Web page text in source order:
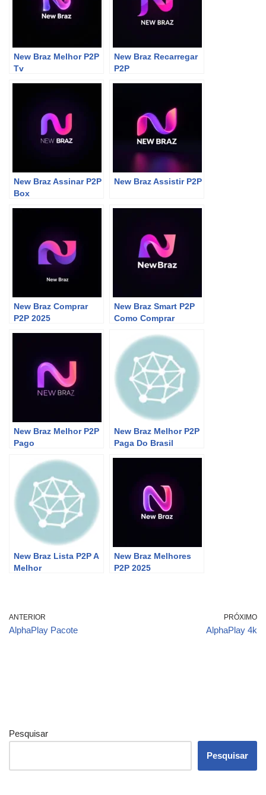
New Braz Melhor P2P
Tv
New Braz Recarregar
P2P
New Braz Assinar P2P
Box
New Braz Assistir P2P
New Braz Comprar
P2P 2025
New Braz Smart P2P
Como Comprar
New Braz Melhor P2P
Pago
New Braz Melhor P2P
Paga Do Brasil
New Braz Lista P2P A
Melhor
New Braz Melhores
P2P 2025
ANTERIOR
AlphaPlay Pacote
PRÓXIMO
AlphaPlay 4k
Pesquisar
Pesquisar